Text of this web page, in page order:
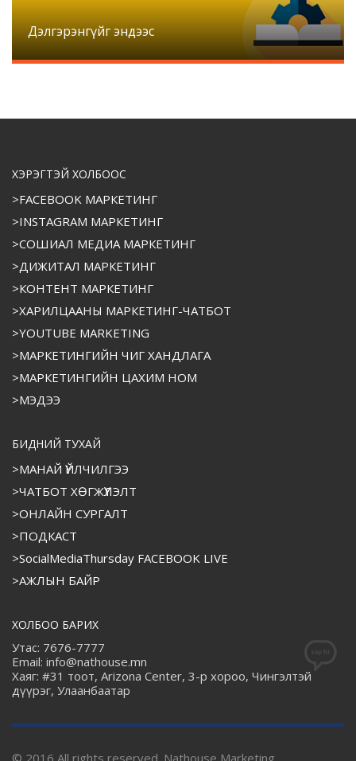
Дэлгэрэнгүйг эндээс
ХЭРЭГТЭЙ ХОЛБООС
>FACEBOOK МАРКЕТИНГ
>INSTAGRAM МАРКЕТИНГ
>СОШИАЛ МЕДИА МАРКЕТИНГ
>ДИЖИТАЛ МАРКЕТИНГ
>КОНТЕНТ МАРКЕТИНГ
>ХАРИЛЦААНЫ МАРКЕТИНГ-ЧАТБОТ
>YOUTUBE MARKETING
>МАРКЕТИНГИЙН ЧИГ ХАНДЛАГА
>МАРКЕТИНГИЙН ЦАХИМ НОМ
>МЭДЭЭ
БИДНИЙ ТУХАЙ
>МАНАЙ ҮЙЛЧИЛГЭЭ
>ЧАТБОТ ХӨГЖҮҮЛЭЛТ
>ОНЛАЙН СУРГАЛТ
>ПОДКАСТ
>SocialMediaThursday FACEBOOK LIVE
>АЖЛЫН БАЙР
ХОЛБОО БАРИХ
Утас: 7676-7777
Email: info@nathouse.mn
Хаяг: #31 тоот, Arizona Center, 3-р хороо, Чингэлтэй
дүүрэг, Улаанбаатар
© 2016 All rights reserved. Nathouse Marketing.